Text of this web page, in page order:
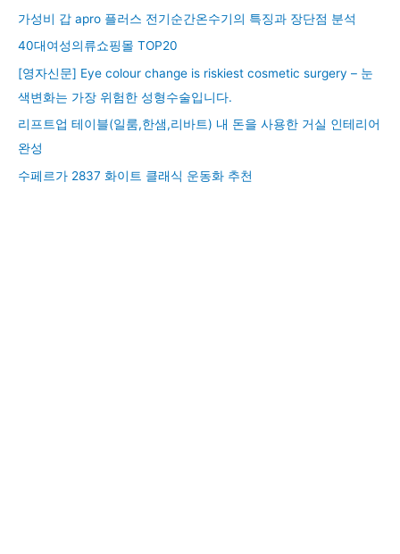
가성비 갑 apro 플러스 전기순간온수기의 특징과 장단점 분석
40대여성의류쇼핑몰 TOP20
[영자신문] Eye colour change is riskiest cosmetic surgery – 눈
색변화는 가장 위험한 성형수술입니다.
리프트업 테이블(일룸,한샘,리바트) 내 돈을 사용한 거실 인테리어
완성
수페르가 2837 화이트 클래식 운동화 추천